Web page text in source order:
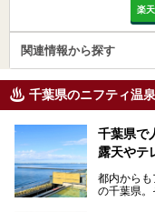
楽
関連情報から探す
千葉県のニフティ温
千葉県で
露天やテ
都内から
の千葉県。